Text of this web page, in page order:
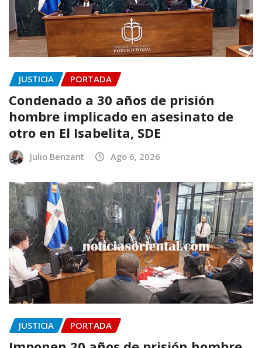
JUSTICIA PORTADA
Condenado a 30 años de prisión
hombre implicado en asesinato de
otro en El Isabelita, SDE
Julio Benzant Ago 6, 2026
JUSTICIA PORTADA